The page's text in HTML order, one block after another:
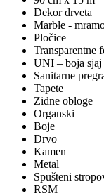
Dekor drveta
Marble -
Pločice
Transparentne
UNI – boja sjaj
Sanitarne
Tapete
Zidne obloge
Organski
Boje
Drvo
Kamen
Metal
Spušteni
RSM